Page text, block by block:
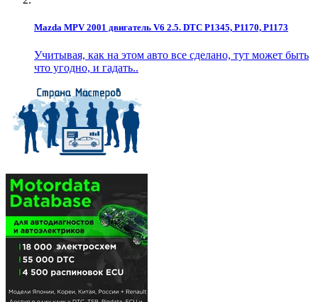
Mazda MPV 2001 двигатель V6 2.5. DTC P1345, P1170, P1173
Учитывая, как на этом авто все сделано, тут может быть
что угодно, и гадать..